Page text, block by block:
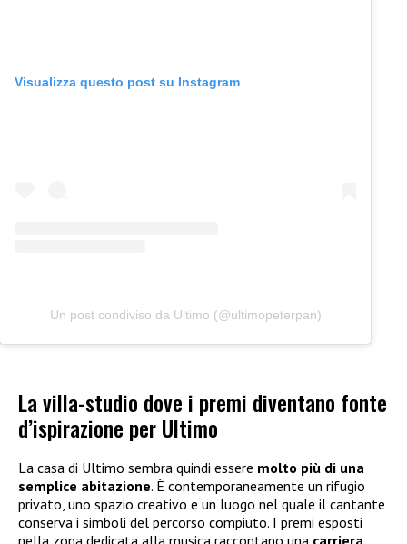
Visualizza questo post su Instagram
Un post condiviso da Ultimo (@ultimopeterpan)
La villa-studio dove i premi diventano fonte
d’ispirazione per Ultimo
La casa di Ultimo sembra quindi essere molto più di una
semplice abitazione. È contemporaneamente un rifugio
privato, uno spazio creativo e un luogo nel quale il cantante
conserva i simboli del percorso compiuto. I premi esposti